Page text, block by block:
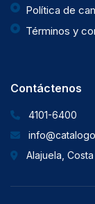
Política de
Términos y
Contáctenos
4101-6400
Alajuela, Costa